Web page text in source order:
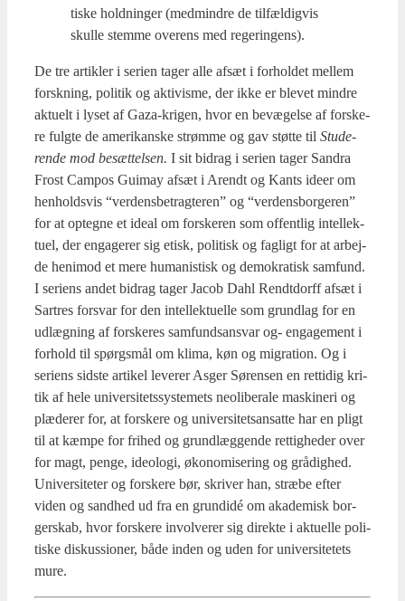
ti­ske hold­nin­ger (med­min­dre de til­fæl­dig­vis
skul­le stem­me overens med rege­rin­gens).
De tre artik­ler i seri­en tager alle afsæt i for­hol­det mel­lem
forsk­ning, poli­tik og akti­vis­me, der ikke er ble­vet min­dre
aktu­elt i lyset af Gaza-kri­gen, hvor en bevæ­gel­se af for­ske­
re fulg­te de ame­ri­kan­ske strøm­me og gav støt­te til Stu­de­
ren­de mod besæt­tel­sen. I sit bidrag i seri­en tager San­dra
Frost Cam­pos Gui­may afsæt i Arendt og Kants ide­er om
hen­holds­vis “ver­dens­be­trag­te­ren” og “ver­dens­bor­ge­ren”
for at opteg­ne et ide­al om for­ske­ren som offent­lig intel­lek­
tu­el, der enga­ge­rer sig etisk, poli­tisk og fag­ligt for at arbej­
de heni­mod et mere huma­ni­stisk og demo­kra­tisk sam­fund.
I seri­ens andet bidrag tager Jacob Dahl Rendt­dor­ff afsæt i
Sart­res for­svar for den intel­lek­tu­el­le som grund­lag for en
udlæg­ning af for­ske­res sam­funds­ansvar og- enga­ge­ment i
for­hold til spørgs­mål om kli­ma, køn og migra­tion. Og i
seri­ens sid­ste arti­kel leve­rer Asger Søren­sen en ret­ti­dig kri­
tik af hele uni­ver­si­tets­sy­ste­mets neoli­be­ra­le maski­ne­ri og
plæ­de­rer for, at for­ske­re og uni­ver­si­tetsan­sat­te har en pligt
til at kæm­pe for fri­hed og grund­læg­gen­de ret­tig­he­der over
for magt, pen­ge, ide­o­lo­gi, øko­no­mi­se­ring og grå­dig­hed.
Uni­ver­si­te­ter og for­ske­re bør, skri­ver han, stræ­be efter
viden og sand­hed ud fra en grun­didé om aka­de­misk bor­
ger­skab, hvor for­ske­re invol­ve­rer sig direk­te i aktu­el­le poli­
ti­ske dis­kus­sio­ner, både inden og uden for uni­ver­si­te­tets
mure.